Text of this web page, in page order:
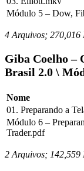
Módulo 5 – Dow,
4 Arquivos; 270,016
Giba Coelho –
Brasil 2.0 \
Nome
01. Preparando a
Módulo 6 –
Trader.pdf
2 Arquivos; 142,559